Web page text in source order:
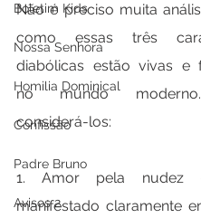
Boletim Kids
Nossa Senhora
Homilia Dominical
Confissão
Padre Bruno
Avisos 2
Não é preciso muita
como essas três
diabólicas estão vivas e
no mundo
considerá-los:
1. Amor pela
manifestado claramente